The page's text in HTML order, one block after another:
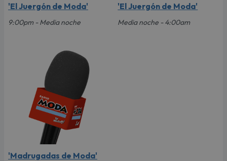
'El Juergón de Moda'
9:00pm - Media noche
'El Juergón de Moda'
Media noche - 4:00am
'Madrugadas de Moda'